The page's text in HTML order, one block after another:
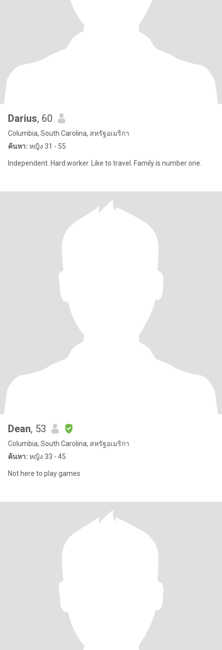
Darius, 60
Columbia, South Carolina, สหรัฐอเมริกา
ค้นหา: หญิง 31 - 55
Independent. Hard worker. Like to travel. Family is number one.
Dean, 53
Columbia, South Carolina, สหรัฐอเมริกา
ค้นหา: หญิง 33 - 45
Not here to play games